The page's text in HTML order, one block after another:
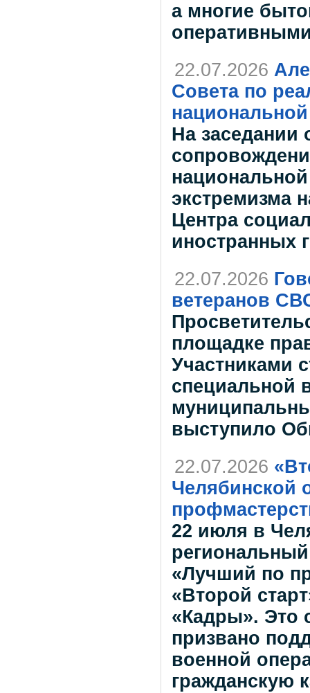
а многие
22.07.2026
Совета по
На
экстремизма
Центра
иностранных
22.07.2026
ветеранов
площадке
Участниками
специальной
выступило
22.07.2026
Челябинской
22 июля в
региональный
«Лучший по
«Второй
«Кадры». Это
призвано
военной
гражданскую